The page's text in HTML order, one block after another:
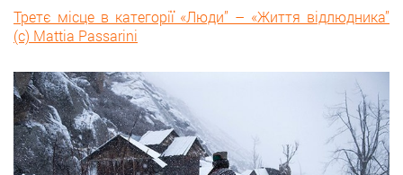
Третє місце в категорії «Люди” – «Життя відлюдника”
(с) Mattia Passarini